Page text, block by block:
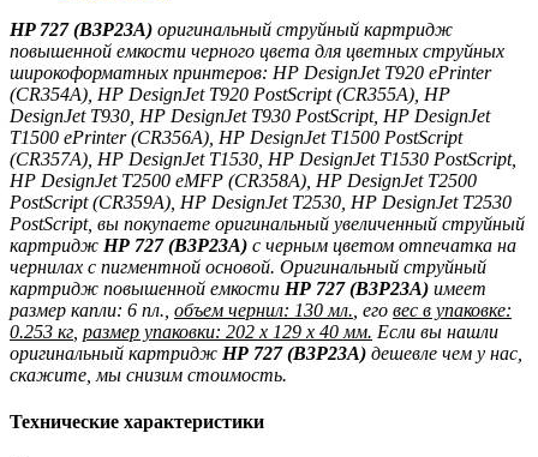
HP 727 (B3P23A) оригинальный струйный картридж
повышенной емкости черного цвета для цветных струйных
широкоформатных принтеров: HP DesignJet T920 ePrinter
(CR354A), HP DesignJet T920 PostScript (CR355A), HP
DesignJet T930, HP DesignJet T930 PostScript, HP DesignJet
T1500 ePrinter (CR356A), HP DesignJet T1500 PostScript
(CR357A), HP DesignJet T1530, HP DesignJet T1530 PostScript,
HP DesignJet T2500 eMFP (CR358A), HP DesignJet T2500
PostScript (CR359A), HP DesignJet T2530, HP DesignJet T2530
PostScript, вы покупаете оригинальный увеличенный струйный
картридж HP 727 (B3P23A) с черным цветом отпечатка на
чернилах с пигментной основой. Оригинальный струйный
картридж повышенной емкости HP 727 (B3P23A) имеет
размер капли: 6 пл., объем чернил: 130 мл. , его вес в упаковке:
0.253 кг размер упаковки: 202 x 129 x 40 мм. Если вы нашли
оригинальный картридж HP 727 (B3P23A) дешевле чем у нас,
скажите, мы снизим стоимость.
Технические характеристики